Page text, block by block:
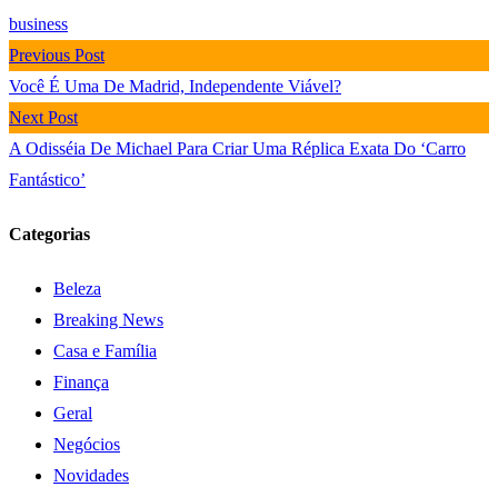
business
Previous Post
Você É Uma De Madrid, Independente Viável?
Next Post
A Odisséia De Michael Para Criar Uma Réplica Exata Do ‘Carro
Fantástico’
Categorias
Beleza
Breaking News
Casa e Família
Finança
Geral
Negócios
Novidades